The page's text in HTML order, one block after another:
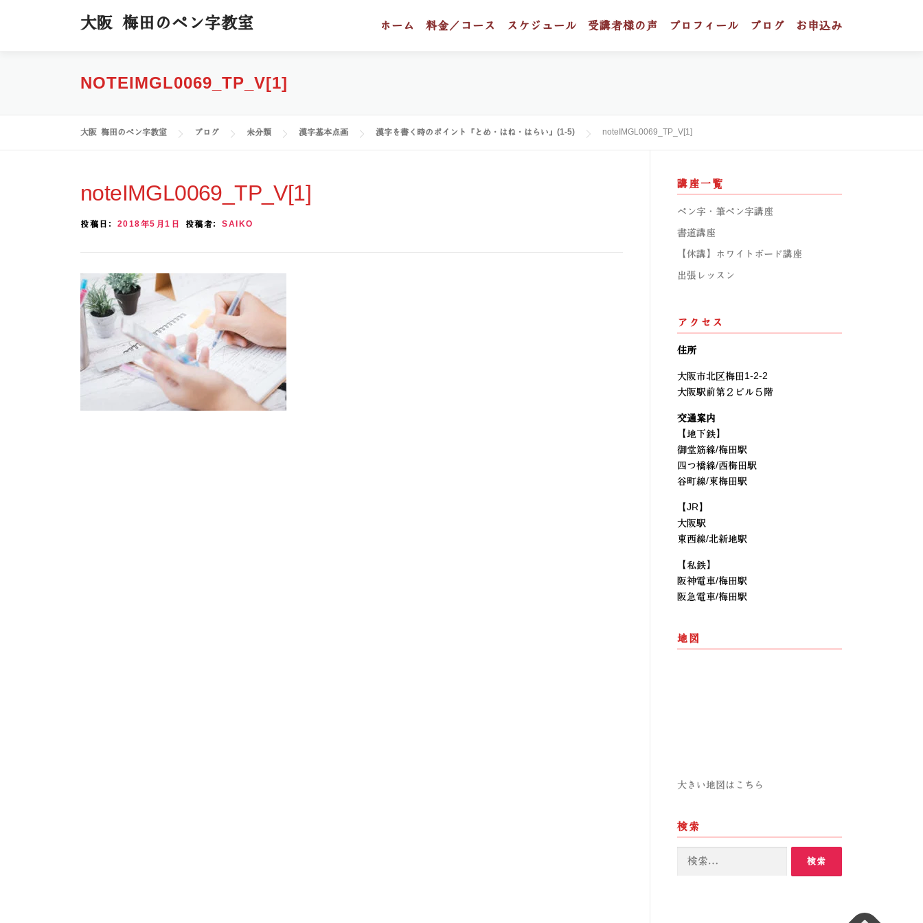
ン
大阪 梅田のペン字教室 ホーム 料金／コース スケジュール 受講者様の声 プロフィール ブログ お申込み
NOTEIMGL0069_TP_V[1]
大阪 梅田のペン字教室 ブログ 未分類 漢字基本点画 漢字を書く時のポイント「とめ・はね・はらい」(1-5) noteIMGL0069_TP_V[1]
noteIMGL0069_TP_V[1]
投稿日: 2018年5月1日 投稿者: SAIKO
講座一覧
ペン字・筆ペン字講座
書道講座
【休講】ホワイトボード講座
出張レッスン
アクセス
住所
大阪市北区梅田1-2-2
大阪駅前第２ビル５階
交通案内
【地下鉄】
御堂筋線/梅田駅
四つ橋線/西梅田駅
谷町線/東梅田駅
【JR】
大阪駅
東西線/北新地駅
【私鉄】
阪神電車/梅田駅
阪急電車/梅田駅
地図
大きい地図はこちら
検索